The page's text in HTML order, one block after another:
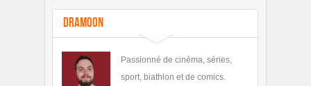
Dram00n
Passionné de cinéma, séries,
sport, biathlon et de comics.